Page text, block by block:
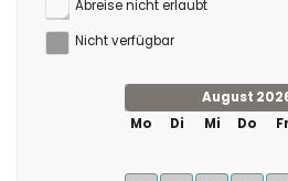
Abreise nicht erlaubt
Nicht verfügbar
August
Mo
Di Mi Do Fr